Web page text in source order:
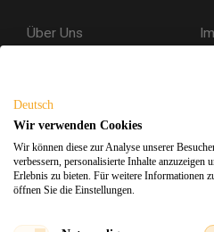
Über Uns
Deutsch
Wir verwenden Cookies
Wir können diese zur Analyse unserer
verbessern, personalisierte Inhalte anzuzeigen
Erlebnis zu bieten. Für weitere Informationen
öffnen Sie die Einstellungen.